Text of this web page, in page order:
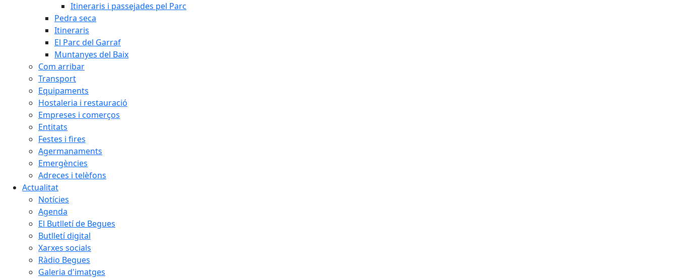
Itineraris i passejades pel Parc
Pedra seca
Itineraris
El Parc del Garraf
Muntanyes del Baix
Com arribar
Transport
Equipaments
Hostaleria i restauració
Empreses i comerços
Entitats
Festes i fires
Agermanaments
Emergències
Adreces i telèfons
Actualitat
Notícies
Agenda
El Butlletí de Begues
Butlletí digital
Xarxes socials
Ràdio Begues
Galeria d'imatges